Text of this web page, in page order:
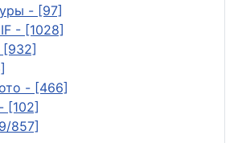
- [97]
- [1028]
[932]
- [466]
- [102]
857]